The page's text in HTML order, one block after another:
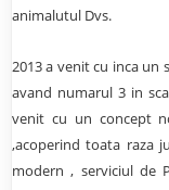
animalutul Dvs.
2013 a venit cu inca un
avand numarul 3 in
venit cu un concept
,acoperind toata raza
modern , serviciul de